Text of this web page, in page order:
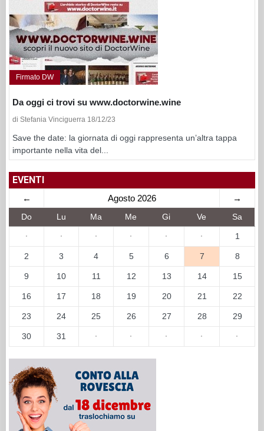
Firmato DW
Da oggi ci trovi su www.doctorwine.wine
di Stefania Vinciguerra 18/12/23
Save the date: la giornata di oggi rappresenta un’altra tappa
importante nella vita del...
EVENTI
← Agosto 2026 →
Do Lu Ma Me Gi Ve Sa
· · · · · · 1
2 3 4 5 6 7 8
9 10 11 12 13 14 15
16 17 18 19 20 21 22
23 24 25 26 27 28 29
30 31 · · · · ·